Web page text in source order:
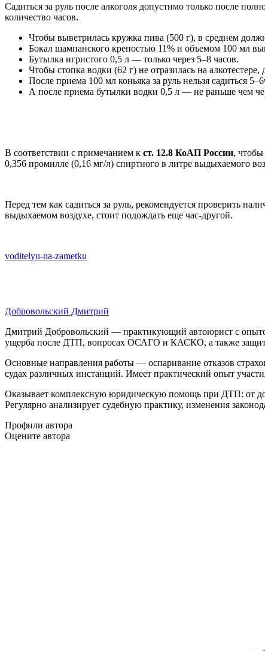
Садиться за руль после алкоголя допустимо только после
количество часов.
Чтобы выветрилась кружка пива (500 г), в среднем
Бокал шампанского крепостью 11% и объемом 100 мл
Бутылка игристого 0,5 л — только через 5–8 часов.
Чтобы стопка водки (62 г) не отразилась на
После приема 100 мл коньяка за руль нельзя садиться
А после приема бутылки водки 0,5 л — не раньше чем
В соответствии с примечанием к ст. 12.8 КоАП России, чтобы
0,356 промилле (0,16 мг/л) спиртного в литре выдыхаемого
Перед тем как садиться за руль, рекомендуется проверить
выдыхаемом воздухе, стоит подождать еще час-другой.
voditelyu-na-zametku
Добровольский Дмитрий
Дмитрий Добровольский — практикующий автоюрист с
ущерба после ДТП, вопросах ОСАГО и КАСКО, а также защите
Основные направления работы — оспаривание отказов
судах различных инстанций. Имеет практический опыт
Оказывает комплексную юридическую помощь при ДТП: от
Регулярно анализирует судебную практику, изменения
Профили автора
Оцените автора